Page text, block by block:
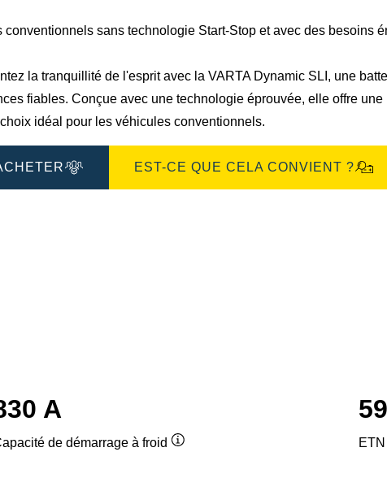
conventionnels sans technologie Start-Stop et avec des besoins
la tranquillité de l'esprit avec la VARTA Dynamic SLI, une
fiables. Conçue avec une technologie éprouvée, elle offre
idéal pour les véhicules conventionnels.
EST-CE QUE CELA CONVIENT ?
A
de démarrage à froid
ETN